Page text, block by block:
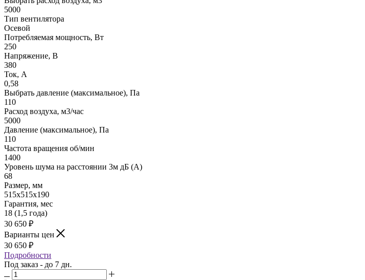
5000
Тип вентилятора
Осевой
Потребляемая мощность, Вт
250
Напряжение, В
380
Ток, А
0,58
Выбрать давление (максимальное), Па
110
Расход воздуха, м3/час
5000
Давление (максимальное), Па
110
Частота вращения об/мин
1400
Уровень шума на расстоянии 3м дБ (А)
68
Размер, мм
515х515х190
Гарантия, мес
18 (1,5 года)
30 650 ₽
Варианты цен
30 650 ₽
Подробности
Под заказ - до 7 дн.